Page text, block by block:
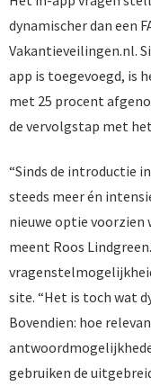
dynamischer dan een
Vakantieveilingen.nl.
app is toegevoegd, is
met 25 procent
de vervolgstap met
“Sinds de introductie
steeds meer én
nieuwe optie voorzien
meent Roos
site. “Het is toch wat
Bovendien: hoe
gebruiken de